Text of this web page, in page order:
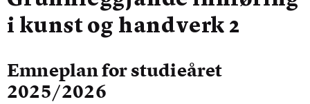
i kunst og handverk 2
Emneplan for studieåret
2025/2026